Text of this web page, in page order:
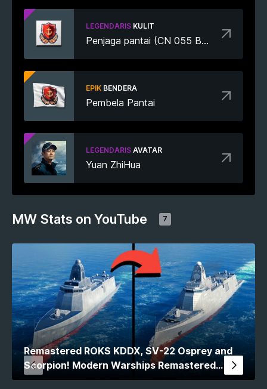
LEGENDARIS KULIT
Penjaga pantai (CN 055 Batch II Dongguan)
EPIK BENDERA
Pembela Pantai
LEGENDARIS AVATAR
Yuan ZhiHua
MW Stats on YouTube 7
Remastered ROKS KDDX, SV-22 Osprey and
Scorpion! Modern Warships Remastered
Comparison